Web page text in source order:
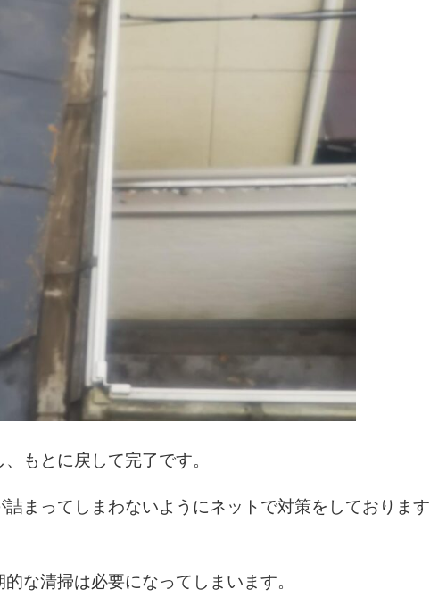
もとに戻して完了です。
まってしまわないようにネットで対策をしております
な清掃は必要になってしまいます。